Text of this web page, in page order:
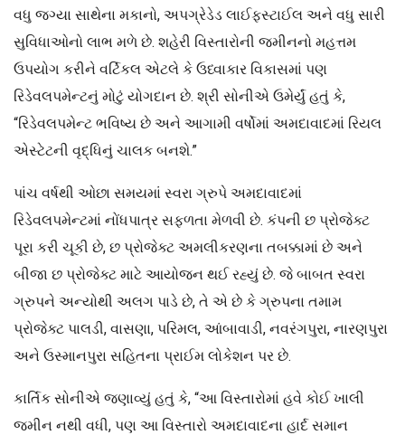
વધુ જગ્યા સાથેના મકાનો, અપગ્રેડેડ લાઈફસ્ટાઈલ અને વધુ સારી
સુવિધાઓનો લાભ મળે છે. શહેરી વિસ્તારોની જમીનનો મહત્તમ
ઉપયોગ કરીને વર્ટિકલ એટલે કે ઉધ્વાકાર વિકાસમાં પણ
રિડેવલપમેન્ટનું મોટું યોગદાન છે. શ્રી સોનીએ ઉમેર્યું હતું કે,
“રિડેવલપમેન્ટ ભવિષ્ય છે અને આગામી વર્ષોમાં અમદાવાદમાં રિયલ
એસ્ટેટની વૃદ્ધિનું ચાલક બનશે.”
પાંચ વર્ષથી ઓછા સમયમાં સ્વરા ગ્રુપે અમદાવાદમાં
રિડેવલપમેન્ટમાં નોંધપાત્ર સફળતા મેળવી છે. કંપની છ પ્રોજેક્ટ
પૂરા કરી ચૂકી છે, છ પ્રોજેક્ટ અમલીકરણના તબક્કામાં છે અને
બીજા છ પ્રોજેક્ટ માટે આયોજન થઈ રહ્યું છે. જે બાબત સ્વરા
ગ્રુપને અન્યોથી અલગ પાડે છે, તે એ છે કે ગ્રુપના તમામ
પ્રોજેક્ટ પાલડી, વાસણા, પરિમલ, આંબાવાડી, નવરંગપુરા, નારણપુરા
અને ઉસ્માનપુરા સહિતના પ્રાઈમ લોકેશન પર છે.
કાર્તિક સોનીએ જણાવ્યું હતું કે, “આ વિસ્તારોમાં હવે કોઈ ખાલી
જમીન નથી વધી, પણ આ વિસ્તારો અમદાવાદના હાર્દ સમાન